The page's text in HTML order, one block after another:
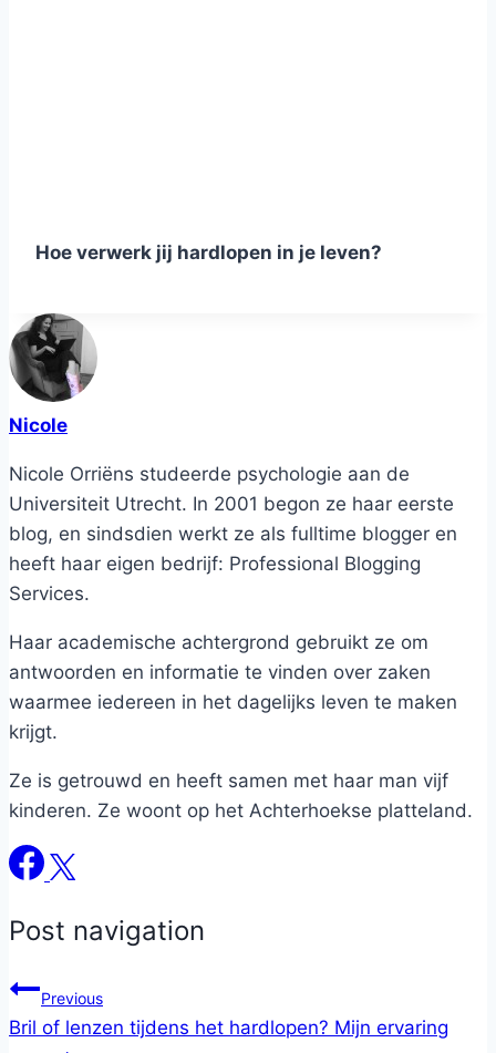
Hoe verwerk jij hardlopen in je leven?
Nicole
Nicole Orriëns studeerde psychologie aan de
Universiteit Utrecht. In 2001 begon ze haar eerste
blog, en sindsdien werkt ze als fulltime blogger en
heeft haar eigen bedrijf: Professional Blogging
Services.
Haar academische achtergrond gebruikt ze om
antwoorden en informatie te vinden over zaken
waarmee iedereen in het dagelijks leven te maken
krijgt.
Ze is getrouwd en heeft samen met haar man vijf
kinderen. Ze woont op het Achterhoekse platteland.
Post navigation
Previous
Bril of lenzen tijdens het hardlopen? Mijn ervaring